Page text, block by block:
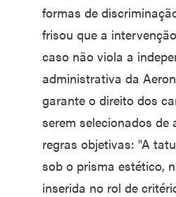
formas de
frisou que a
caso não viola a
administrativa da
garante o direito dos
serem selecionados de
regras objetivas: "A
sob o prisma estético,
inserida no rol de